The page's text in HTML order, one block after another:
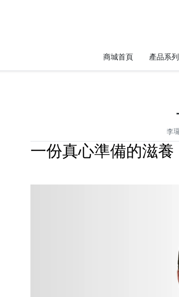
商城首頁 產品系列
李
一份真心準備的滋